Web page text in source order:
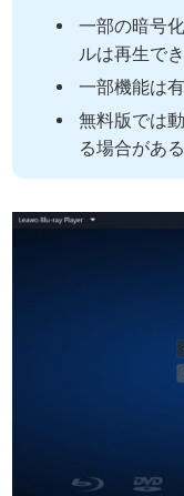
一部の暗号
ルは再生で
一部機能は
無料版では
る場合がある